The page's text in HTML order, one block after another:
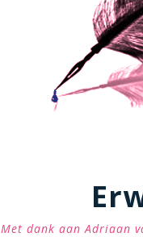
Met dank aan Adriaan